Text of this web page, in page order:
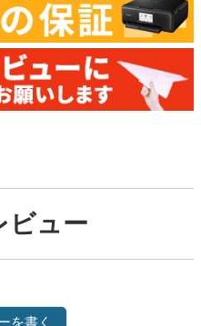
ビュー
を書く